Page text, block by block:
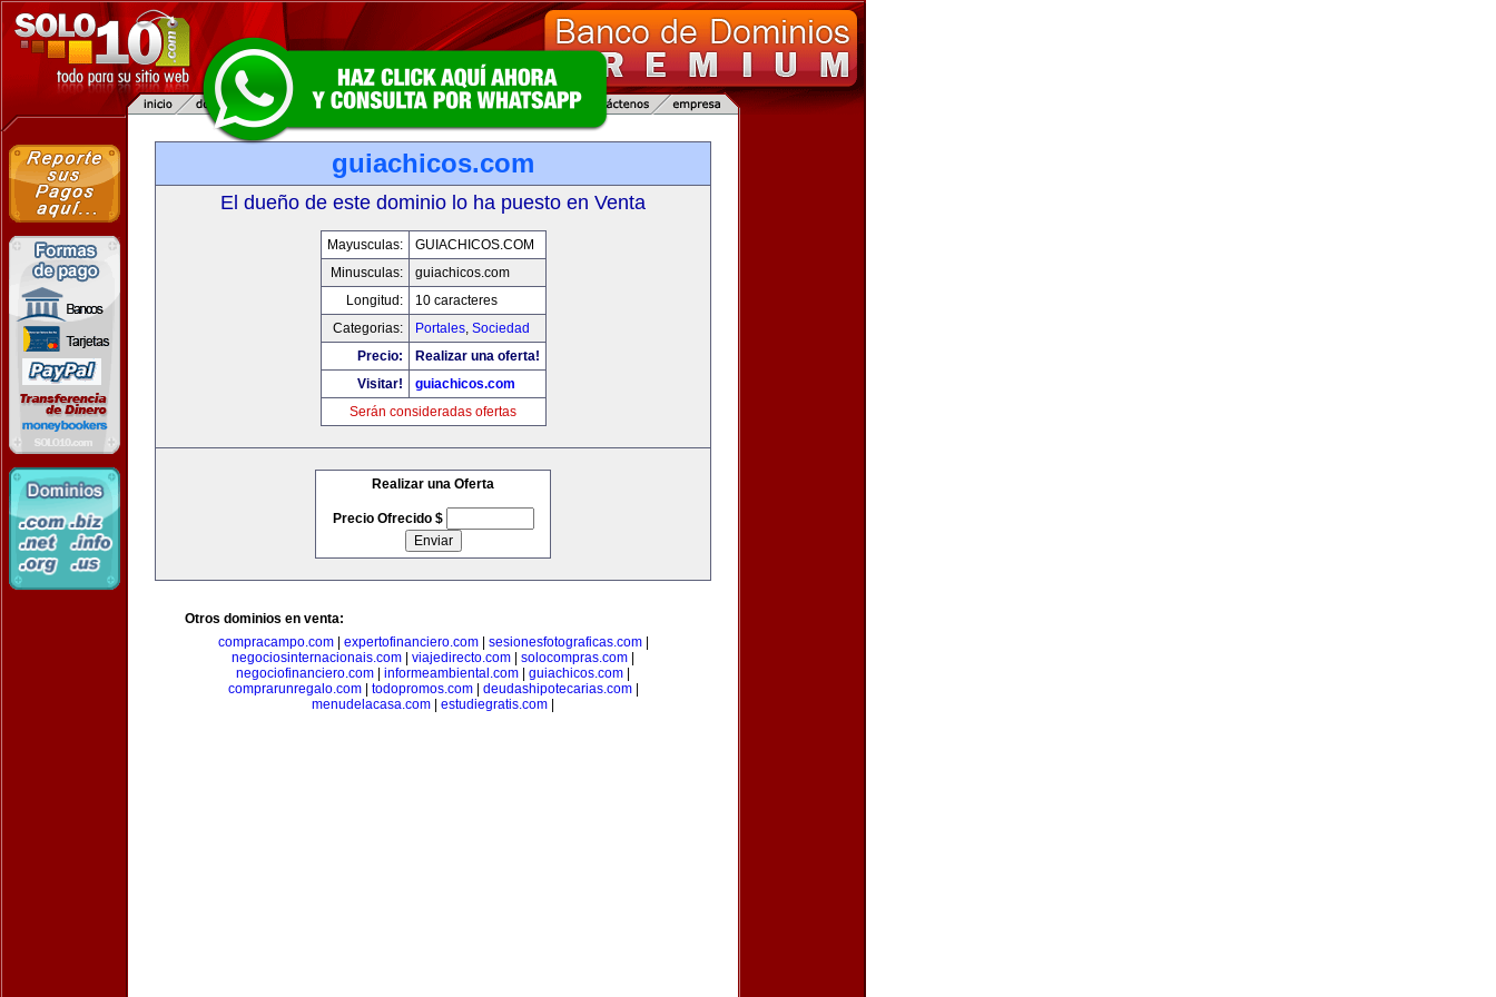
guiachicos.com
El dueño de este dominio lo ha puesto en Venta
Mayusculas:
GUIACHICOS.COM
Minusculas:
guiachicos.com
Longitud:
10 caracteres
Categorias:
Portales, Sociedad
Precio:
Realizar una oferta!
Visitar!
guiachicos.com
Serán consideradas ofertas
Realizar una Oferta
Precio Ofrecido $
Otros dominios en venta:
compracampo.com| expertofinanciero.com| sesionesfotograficas.com|
negociosinternacionais.com
viajedirecto.com solocompras.com
negociofinanciero.com
informeambiental.com guiachicos.com
comprarunregalo.com| todopromos.com| deudashipotecarias.com|
menudelacasa.com
estudiegratis.com